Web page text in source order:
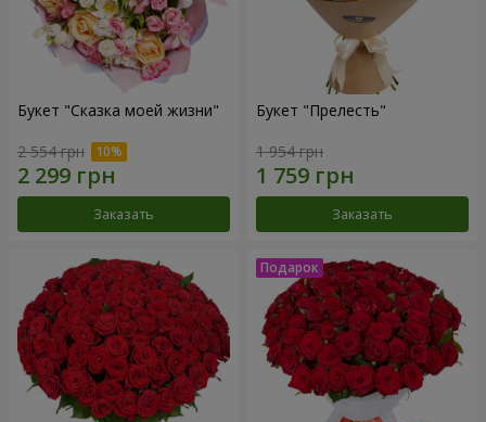
Букет "Сказка моей жизни"
2 554 грн
Заказать
Букет "Прелесть"
1 954 грн
Заказать